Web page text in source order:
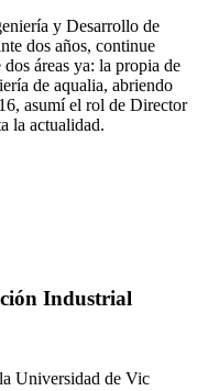
y Desarrollo de
dos años, continue
áreas ya: la propia de
de aqualia, abriendo
asumí el rol de Director
la actualidad.
Industrial
Universidad de Vic